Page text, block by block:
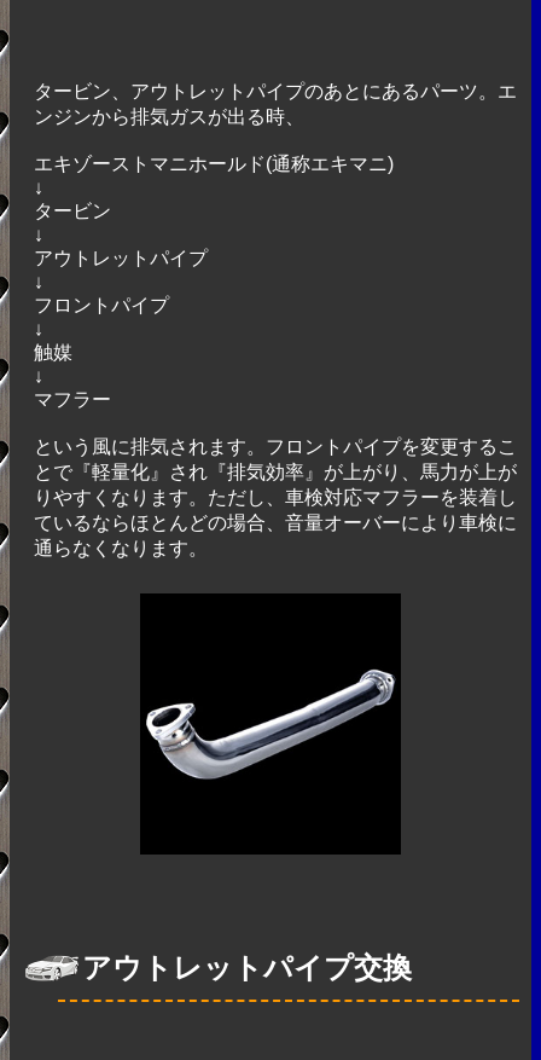
タービン、アウトレットパイプのあとにあるパーツ。エ
ンジンから排気ガスが出る時、
エキゾーストマニホールド(通称エキマニ)
↓
タービン
↓
アウトレットパイプ
↓
フロントパイプ
↓
触媒
↓
マフラー
という風に排気されます。フロントパイプを変更するこ
とで『軽量化』され『排気効率』が上がり、馬力が上が
りやすくなります。ただし、車検対応マフラーを装着し
ているならほとんどの場合、音量オーバーにより車検に
通らなくなります。
アウトレットパイプ交換